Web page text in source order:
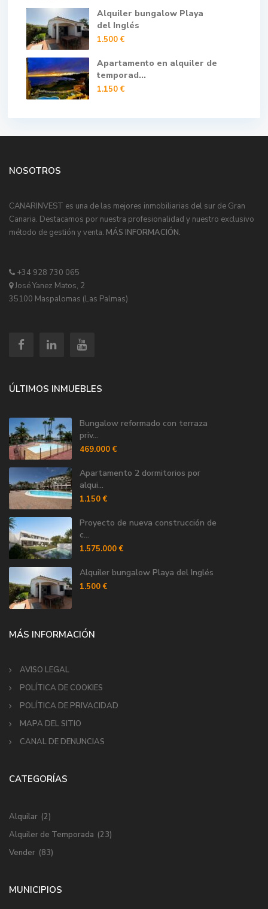
Alquiler bungalow Playa
del Inglés
1.500 €
Apartamento en alquiler de
temporad...
1.150 €
NOSOTROS
CANARINVEST es una de las mejores inmobiliarias del sur de Gran
Canaria. Destacamos por nuestra profesionalidad y nuestro exclusivo
método de gestión y venta. MÁS INFORMACIÓN.
+34 928 730 065
José Yanez Matos, 2
35100 Maspalomas (Las Palmas)
ÚLTIMOS INMUEBLES
Bungalow reformado con terraza
priv...
469.000 €
Apartamento 2 dormitorios por
alqui...
1.150 €
Proyecto de nueva construcción de
c...
1.575.000 €
Alquiler bungalow Playa del Inglés
1.500 €
MÁS INFORMACIÓN
AVISO LEGAL
POLÍTICA DE COOKIES
POLÍTICA DE PRIVACIDAD
MAPA DEL SITIO
CANAL DE DENUNCIAS
CATEGORÍAS
Alquilar (2)
Alquiler de Temporada (23)
Vender (83)
MUNICIPIOS